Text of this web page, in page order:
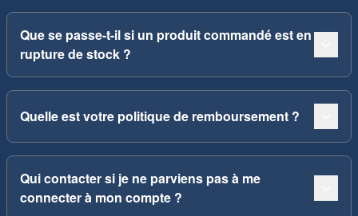
Que se passe-t-il si un produit commandé est en
rupture de stock ?
Quelle est votre politique de remboursement ?
Qui contacter si je ne parviens pas à me
connecter à mon compte ?